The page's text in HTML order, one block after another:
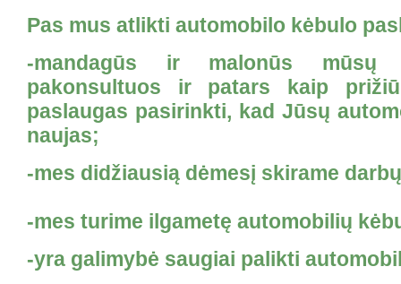
Pas mus atlikti automobilo kėbulo
-mandagūs ir malonūs mūsų
pakonsultuos ir patars kaip
paslaugas pasirinkti, kad Jūsų
naujas;
-mes didžiausią dėmesį skirame
-mes turime ilgametę automobilių
-yra galimybė saugiai palikti